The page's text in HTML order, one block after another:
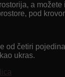
a
pod
od četiri
ukras.